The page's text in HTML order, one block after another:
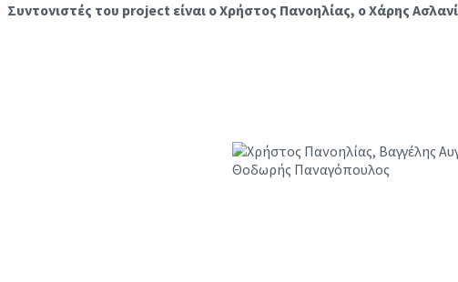
Συντονιστές του project είναι ο Χρήστος Πανοηλίας, ο Χάρης